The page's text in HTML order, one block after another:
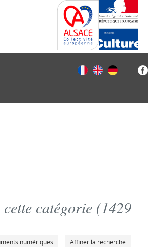
catégorie (1429
numériques Affiner la recherche